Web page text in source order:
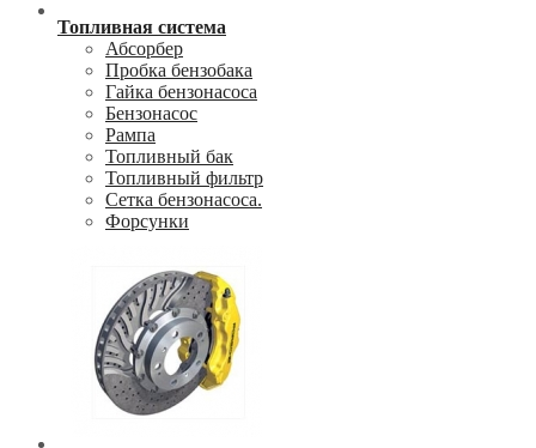
Топливная система
Абсорбер
Пробка бензобака
Гайка бензонасоса
Бензонасос
Рампа
Топливный бак
Топливный фильтр
Сетка бензонасоса.
Форсунки